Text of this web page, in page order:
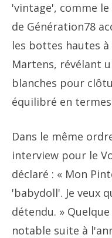
'vintage', comme
de Génération78
les bottes hautes
Martens, révélant
blanches pour
équilibré en
Dans le même
interview pour le
déclaré : « Mon
'babydoll'. Je veux
détendu. »
notable suite à